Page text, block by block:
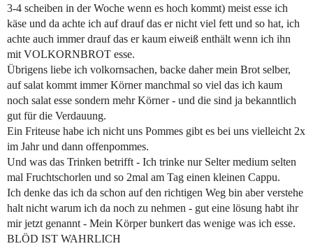
3-4 scheiben in der Woche wenn es hoch kommt) meist esse ich
käse und da achte ich auf drauf das er nicht viel fett und so hat, ich
achte auch immer drauf das er kaum eiweiß enthält wenn ich ihn
mit VOLKORNBROT esse.
Übrigens liebe ich volkornsachen, backe daher mein Brot selber,
auf salat kommt immer Körner manchmal so viel das ich kaum
noch salat esse sondern mehr Körner - und die sind ja bekanntlich
gut für die Verdauung.
Ein Friteuse habe ich nicht uns Pommes gibt es bei uns vielleicht 2x
im Jahr und dann offenpommes.
Und was das Trinken betrifft - Ich trinke nur Selter medium selten
mal Fruchtschorlen und so 2mal am Tag einen kleinen Cappu.
Ich denke das ich da schon auf den richtigen Weg bin aber verstehe
halt nicht warum ich da noch zu nehmen - gut eine lösung habt ihr
mir jetzt genannt - Mein Körper bunkert das wenige was ich esse.
BLÖD IST WAHRLICH